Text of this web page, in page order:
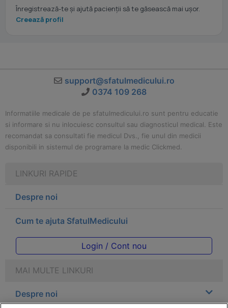
Înregistrează-te și ajută pacienții să te găsească mai ușor.
Creează profil
support@sfatulmedicului.ro
0374 109 268
Informatiile medicale de pe sfatulmedicului.ro sunt pentru educatie
si informare si nu inlocuiesc consultul sau diagnosticul medical. Este
recomandat sa consultati fie medicul Dvs., fie unul din medicii
disponibili in sistemul de programare la medic Clickmed.
LINKURI RAPIDE
Despre noi
Cum te ajuta SfatulMedicului
Login / Cont nou
MAI MULTE LINKURI
Despre noi